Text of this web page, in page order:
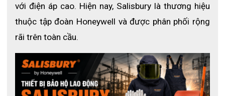
thiếu ánh sáng.
ECO3D - Phân phối sào cách điện
Salisbury chính hãng, uy tín
Quý khách có nhu cầu tìm mua các sản phẩm sào cách điện
Salisbury hãy đến với ECO3D SAFETY. Tại đây chúng tôi cung
cấp các sản phẩm bảo hộ lao động từ nhiều thương hiệu trên
thế giới như: 3M, Lakeland, Salisbury, Typont,... Truy cậpwebsite:
với điện áp cao. Hiện nay, Salisbury là thương hiệu
thuộc tập đoàn Honeywell và được phân phối rộng
rãi trên toàn cầu.